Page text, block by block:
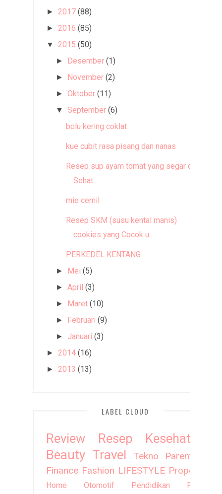
► 2017 (88)
► 2016 (85)
▼ 2015 (50)
► Desember (1)
► November (2)
►Oktober (11)
▼ September (6)
bolu kering coklat
kue cubit rasa pisang dan nanas
Resep sup ayam tomat yang segar dan
Sehat.
mie cemil
Resep SKM (susu kental manis)
cookies yang Cocok u...
PERKEDEL KENTANG
► Mei (5)
►April (3)
► Maret (10)
► Februari (9)
► Januari (3)
► 2014 (16)
► 2013 (13)
LABEL CLOUD
Review Resep
Kesehatan
Beauty Travel Tekno
Parenting
Finance Fashion LIFESTYLE Property
Home Otomotif Pendidikan
Puisi